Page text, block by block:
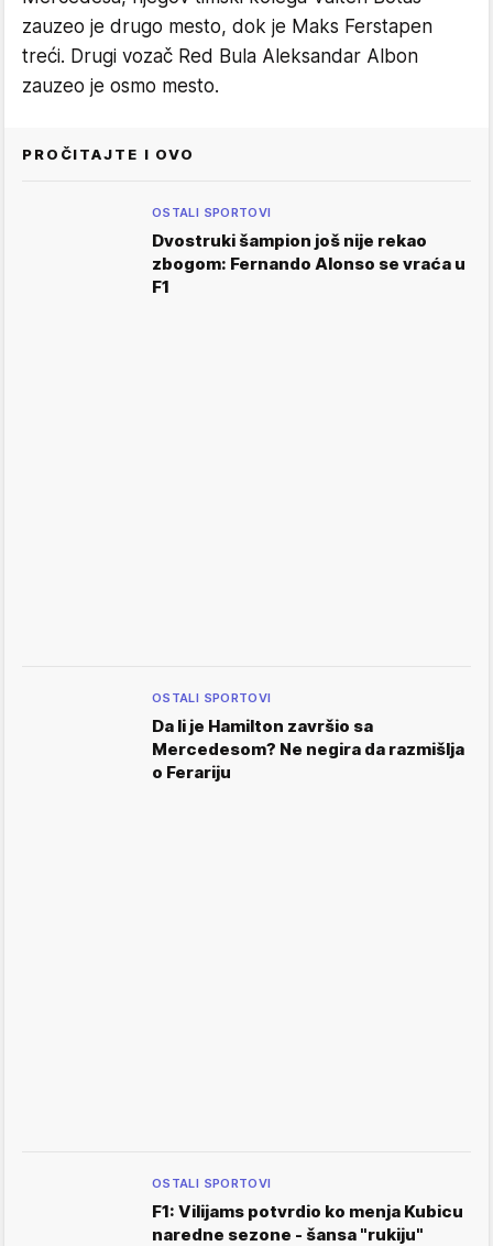
zauzeo je drugo mesto, dok je Maks Ferstapen
treći. Drugi vozač Red Bula Aleksandar Albon
zauzeo je osmo mesto.
PROČITAJTE I OVO
OSTALI SPORTOVI
Dvostruki šampion još nije rekao
zbogom: Fernando Alonso se vraća u
F1
OSTALI SPORTOVI
Da li je Hamilton završio sa
Mercedesom? Ne negira da razmišlja
o Ferariju
OSTALI SPORTOVI
F1: Vilijams potvrdio ko menja Kubicu
naredne sezone - šansa "rukiju"